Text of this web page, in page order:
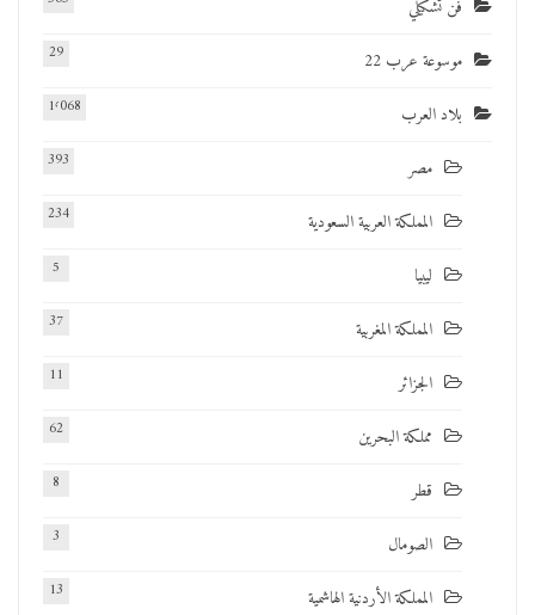
فن تشكيلي
موسوعة عرب 22 29
بلاد العرب 1٬068
مصر 393
المملكة العربية السعودية 234
ليبيا 5
المملكة المغربية 37
الجزائر 11
مملكة البحرين 62
قطر 8
الصومال 3
المملكة الأردنية الهاشمية 13